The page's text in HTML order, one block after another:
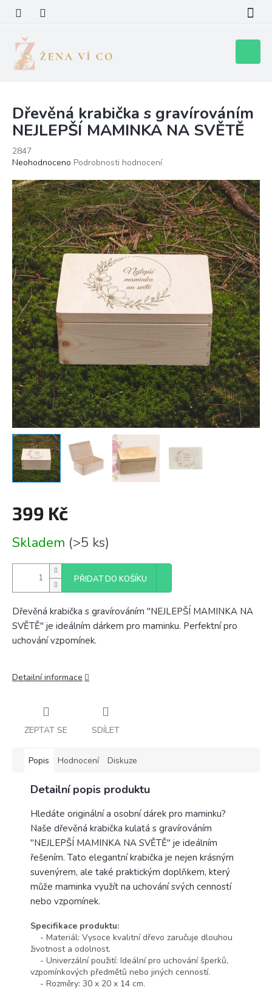
obsah
košík
Dřevěná krabička s gravírováním
NEJLEPŠÍ MAMINKA NA SVĚTĚ
2847
Průměrné
produktu
je
0,0
z
5
hvězdiček.
Neohodnoceno Podrobnosti hodnocení
399 Kč
cena:
Skladem (>5 ks)
PŘIDAT DO KOŠÍKU
Dřevěná krabička s gravírováním "NEJLEPŠÍ MAMINKA NA
SVĚTĚ" je ideálním dárkem pro maminku. Perfektní pro
uchování vzpomínek.
Detailní informace
ZEPTAT SE SDÍLET
Popis Hodnocení Diskuze
Detailní popis produktu
Hledáte originální a osobní dárek pro maminku?
Naše dřevěná krabička kulatá s gravírováním
"NEJLEPŠÍ MAMINKA NA SVĚTĚ" je ideálním
řešením. Tato elegantní krabička je nejen krásným
suvenýrem, ale také praktickým doplňkem, který
může maminka využít na uchování svých cenností
nebo vzpomínek.
Specifikace produktu:
- Materiál: Vysoce kvalitní dřevo zaručuje dlouhou
životnost a odolnost.
- Univerzální použití: Ideální pro uchování šperků,
vzpomínkových předmětů nebo jiných cenností.
- Rozměry: 30 x 20 x 14 cm.